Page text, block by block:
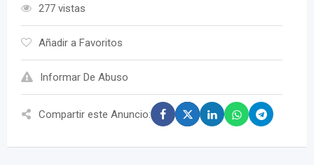
277 vistas
Añadir a Favoritos
Informar De Abuso
Compartir este Anuncio: